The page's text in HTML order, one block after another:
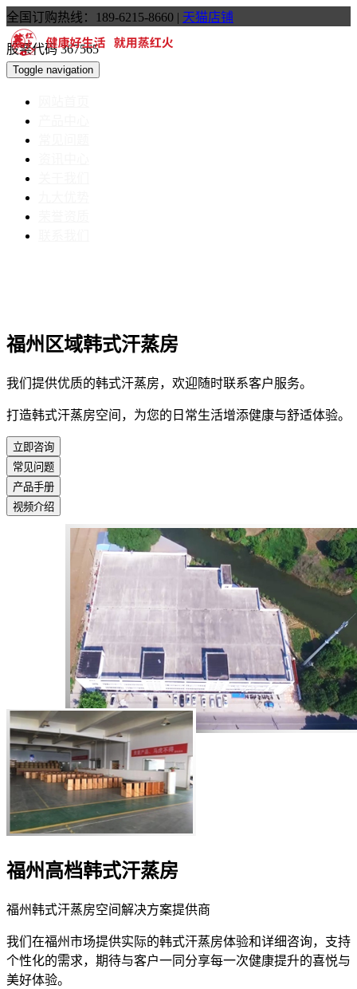
全国订购热线：189-6215-8660 | 天猫店铺
股票代码 367565
Toggle navigation
福州区域韩式汗蒸房
我们提供优质的韩式汗蒸房，欢迎随时联系客户服务。
打造韩式汗蒸房空间，为您的日常生活增添健康与舒适体验。
立即咨询
常见问题
产品手册
视频介绍
福州高档韩式汗蒸房
福州韩式汗蒸房空间解决方案提供商
我们在福州市场提供实际的韩式汗蒸房体验和详细咨询，支持
个性化的需求，期待与客户一同分享每一次健康提升的喜悦与
美好体验。